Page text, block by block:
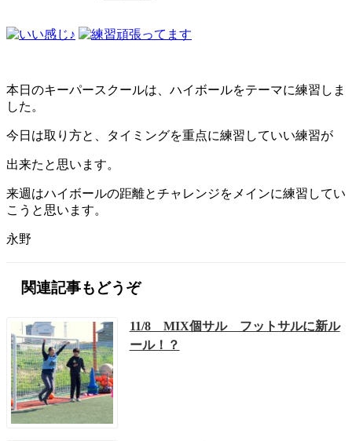
本日のキーパースクールは、ハイボールをテーマに練習しま
した。
今日は取り方と、タイミングを重点に練習していい練習が
出来たと思います。
来週はハイボールの距離とチャレンジをメインに練習してい
こうと思います。
永野
関連記事もどうぞ
11/8 MIX個サル フットサルに新ル
ール！？